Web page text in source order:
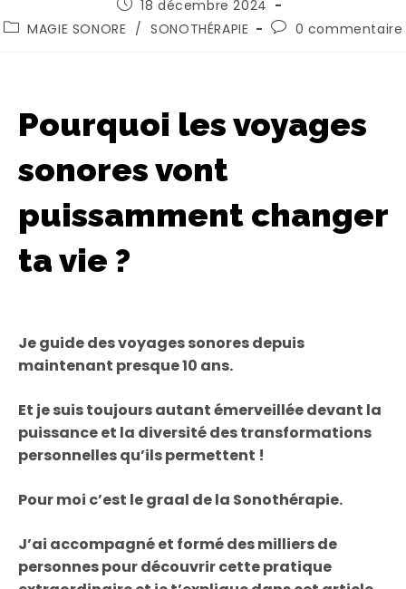
18 décembre 2024
MAGIE SONORE / SONOTHÉRAPIE 0 commentaire
Pourquoi les voyages
sonores vont
puissamment changer
ta vie ?
Je guide des voyages sonores depuis
maintenant presque 10 ans.
Et je suis toujours autant émerveillée devant la
puissance et la diversité des transformations
personnelles qu’ils permettent !
Pour moi c’est le graal de la Sonothérapie.
J’ai accompagné et formé des milliers de
personnes pour découvrir cette pratique